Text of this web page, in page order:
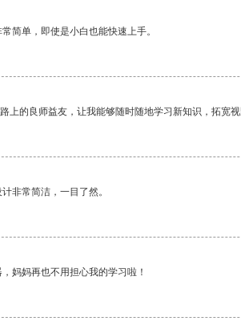
简单，即使是小白也能快速上手。
上的良师益友，让我能够随时随地学习新知识，拓宽
非常简洁，一目了然。
妈妈再也不用担心我的学习啦！